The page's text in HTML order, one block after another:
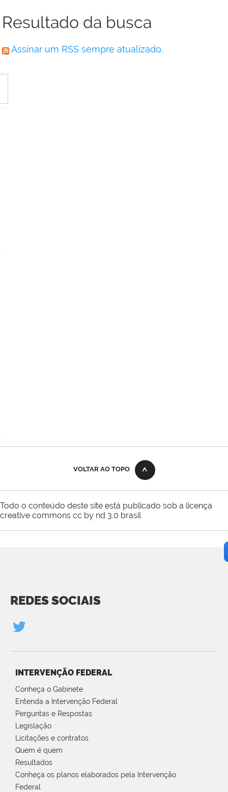
Resultado da busca
Assinar um RSS sempre atualizado.
VOLTAR AO TOPO
Todo o conteúdo deste site está publicado sob a licença
creative commons cc by nd 3.0 brasil
REDES SOCIAIS
INTERVENÇÃO FEDERAL
Conheça o Gabinete
Entenda a Intervenção Federal
Perguntas e Respostas
Legislação
Licitações e contratos
Quem é quem
Resultados
Conheça os planos elaborados pela Intervenção
Federal